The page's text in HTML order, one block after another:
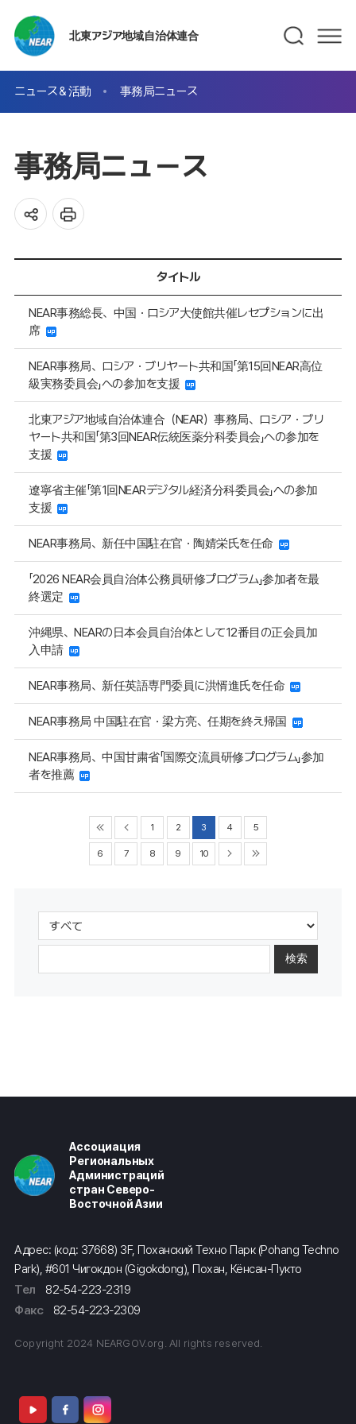
北東アジア地域自治体連合
ニュース＆活動 事務局ニュース
事務局ニュース
タイトル
NEAR事務総長、中国・ロシア大使館共催レセプションに出
席
NEAR事務局、ロシア・ブリヤート共和国「第15回NEAR高位
級実務委員会」への参加を支援
北東アジア地域自治体連合（NEAR）事務局、ロシア・ブリ
ヤート共和国「第3回NEAR伝統医薬分科委員会」への参加を
支援
遼寧省主催「第1回NEARデジタル経済分科委員会」への参加
支援
NEAR事務局、新任中国駐在官・陶婧栄氏を任命
「2026 NEAR会員自治体公務員研修プログラム」参加者を最
終選定
沖縄県、NEARの日本会員自治体として12番目の正会員加
入申請
NEAR事務局、新任英語専門委員に洪㥠進氏を任命
NEAR事務局 中国駐在官・梁方亮、任期を終え帰国
NEAR事務局、中国甘粛省「国際交流員研修プログラム」参加
者を推薦
1 2 3 4 5
6 7 8 9 10
検索
Ассоциация
Региональных
Администраций
стран Северо-
Восточной Азии
Адрес: (код: 37668) 3F, Поханский Техно Парк (Pohang Techno
Park), #601 Чигокдон (Gigokdong), Похан, Кёнсан-Пукто
Тел
82-54-223-2319
Факс
82-54-223-2309
Copyright 2024 NEARGOV.org. All rights reserved.